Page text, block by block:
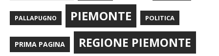
PALLAPUGNO PIEMONTE POLITICA
PRIMA PAGINA REGIONE PIEMONTE